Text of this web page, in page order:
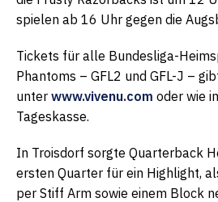
spielen ab 16 Uhr gegen die
Tickets für alle Bundesliga-
Phantoms – GFL2 und GFL-J –
unter www.vivenu.com oder wie
Tageskasse.
In Troisdorf sorgte Quarterback
ersten Quarter für ein Highlight,
per Stiff Arm sowie einem Block